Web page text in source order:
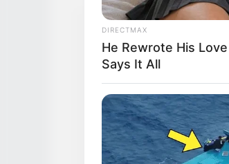
DIRECTMAX
He Rewrote His
Says It All